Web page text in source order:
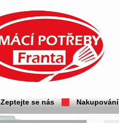
Zeptejte se nás Nakupování